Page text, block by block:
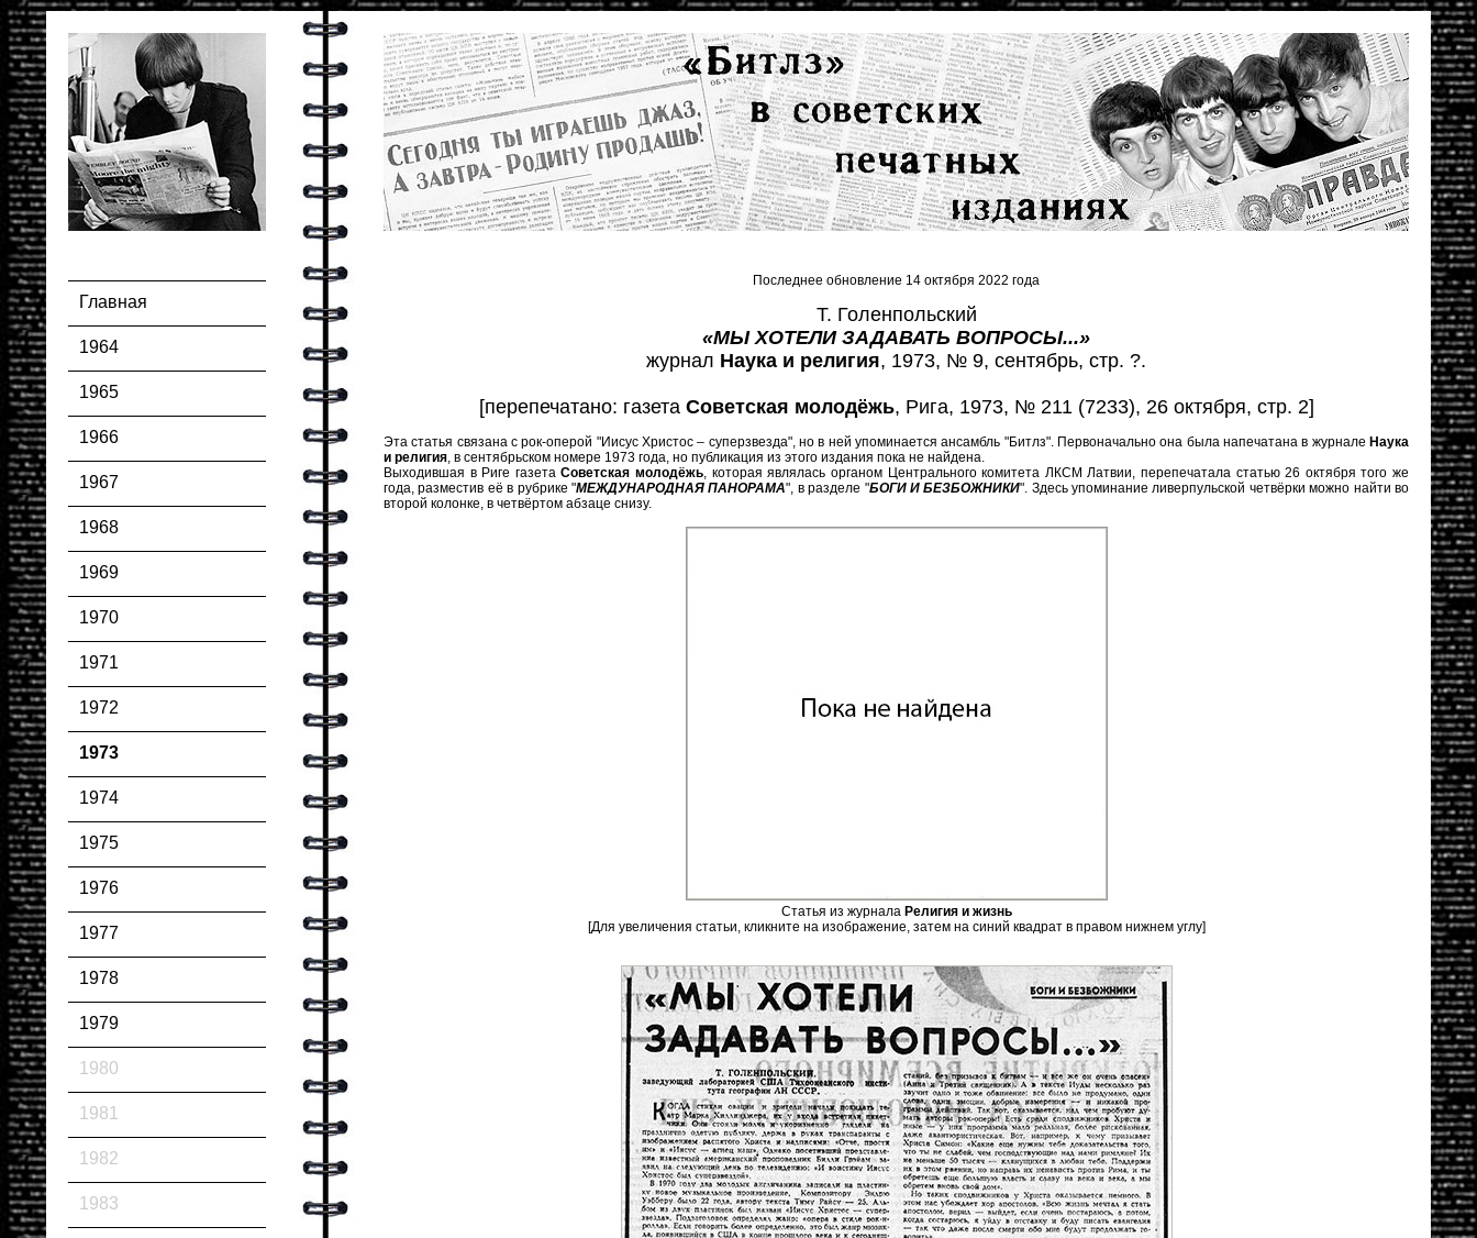
Главная
1964
1965
1966
1967
1968
1969
1970
1971
1972
1973
1974
1975
1976
1977
1978
1979
1980
1981
1982
1983
Последнее обновление 14 октября 2022 года
Т. Голенпольский
«МЫ ХОТЕЛИ ЗАДАВАТЬ ВОПРОСЫ...»
журнал Наука и религия, 1973, № 9, сентябрь, стр. ?.
[перепечатано: газета Советская молодёжь, Рига, 1973, № 211 (7233), 26 октября, стр. 2]
Эта статья связана с рок-оперой "Иисус Христос – суперзвезда", но в ней упоминается ансамбль "Битлз". Первоначально она была напечатана в журнале Наука
и религия, в сентябрьском номере 1973 года, но публикация из этого издания пока не найдена.
Выходившая в Риге газетаСоветская молодёжь, которая являлась органом Центрального комитета ЛКСМ Латвии, перепечатала статью 26 октября того же
года, разместив её в рубрике "МЕЖДУНАРОДНАЯ ПАНОРАМА", в разделе "БОГИ И БЕЗБОЖНИКИ". Здесь упоминание ливерпульской четвёрки можно найти во
второй колонке, в четвёртом абзаце снизу.
Статья из журнала Религия и жизнь
[Для увеличения статьи, кликните на изображение, затем на синий квадрат в правом нижнем углу]